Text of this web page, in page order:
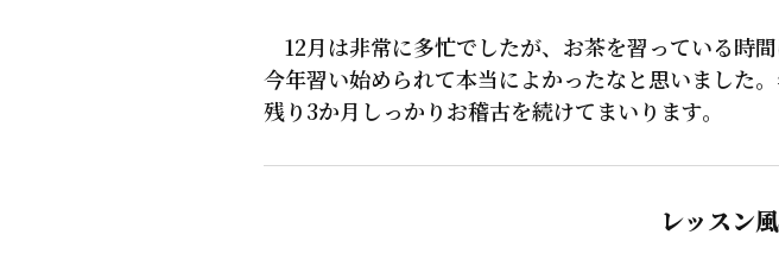
12月は非常に多忙でしたが、お茶を習っている時
今年習い始められて本当によかったなと思いました
残り3か月しっかりお稽古を続けてまいります。
レッスン